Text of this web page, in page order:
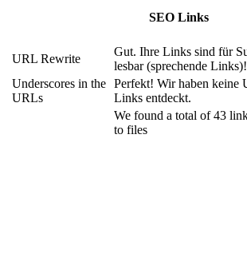
SEO Links
URL Rewrite
Gut. Ihre Links sind für
lesbar (sprechende Links)!
Underscores in the
URLs
Perfekt! Wir haben keine
Links entdeckt.
We found a total of 43
to files